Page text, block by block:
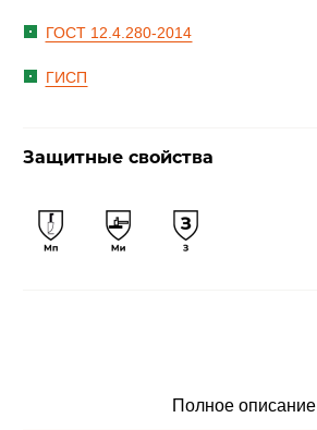
ГОСТ 12.4.280-2014
ГИСП
Защитные свойства
Полное описание